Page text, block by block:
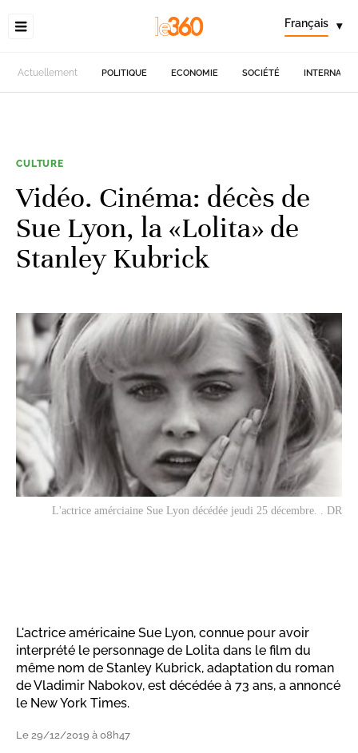
Français ▾
Actuellement POLITIQUE ECONOMIE SOCIÉTÉ
CULTURE
Vidéo. Cinéma: décès de
Sue Lyon, la «Lolita» de
Stanley Kubrick
L'actrice amérciaine Sue Lyon décédée jeudi 25 décembre. . DR
L'actrice américaine Sue Lyon, connue pour avoir
interprété le personnage de Lolita dans le film du
même nom de Stanley Kubrick, adaptation du roman
de Vladimir Nabokov, est décédée à 73 ans, a annoncé
le New York Times.
Le 29/12/2019 à 08h47